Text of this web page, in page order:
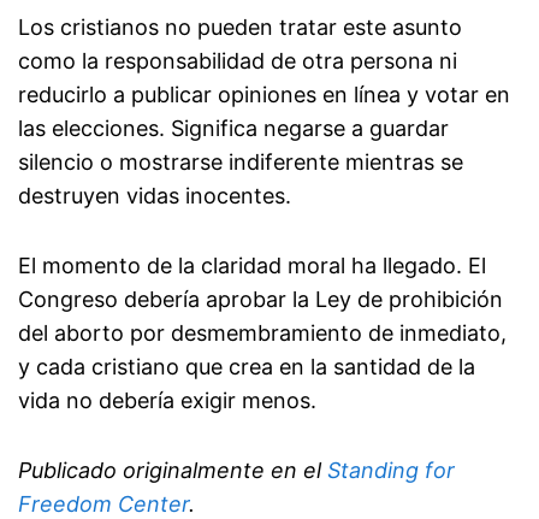
Los cristianos no pueden tratar este asunto
como la responsabilidad de otra persona ni
reducirlo a publicar opiniones en línea y votar en
las elecciones. Significa negarse a guardar
silencio o mostrarse indiferente mientras se
destruyen vidas inocentes.
El momento de la claridad moral ha llegado. El
Congreso debería aprobar la Ley de prohibición
del aborto por desmembramiento de inmediato,
y cada cristiano que crea en la santidad de la
vida no debería exigir menos.
Publicado originalmente en elStanding for
Freedom Center.